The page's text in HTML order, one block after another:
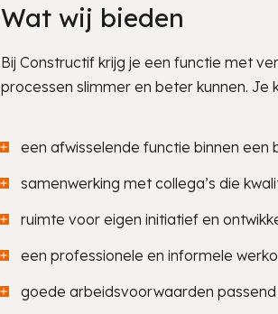
Wat wij bieden
Bij Constructif krijg je een functie met
processen slimmer en beter kunnen. Je
een afwisselende functie binnen een
samenwerking met collega’s die
ruimte voor eigen initiatief en
een professionele en informele
goede arbeidsvoorwaarden